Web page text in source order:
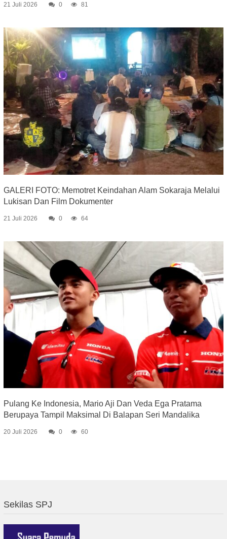
21 Juli 2026 0 81
GALERI FOTO: Memotret Keindahan Alam Sokaraja Melalui
Lukisan Dan Film Dokumenter
21 Juli 2026 0 64
Pulang Ke Indonesia, Mario Aji Dan Veda Ega Pratama
Berupaya Tampil Maksimal Di Balapan Seri Mandalika
20 Juli 2026 0 60
Sekilas SPJ